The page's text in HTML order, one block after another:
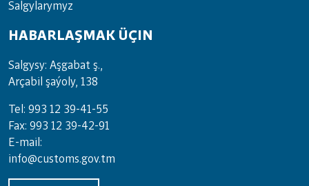
Salgylarymyz
HABARLAŞMAK ÜÇIN
Salgysy: Aşgabat ş.,
Arçabil şaýoly, 138
Tel: 993 12 39-41-55
Fax: 993 12 39-42-91
E-mail:
info@customs.gov.tm